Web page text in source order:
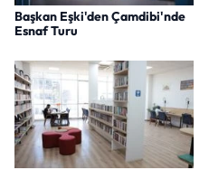
Başkan Eşki'den Çamdibi'nde
Esnaf Turu